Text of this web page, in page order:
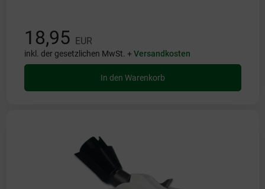
18,95 EUR
inkl. der gesetzlichen MwSt. +Versandkosten
In den Warenkorb